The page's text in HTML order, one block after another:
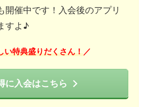
開催中です！入会後のアプリ
すよ♪
い特典盛りだくさん！ ／
に入会はこちら